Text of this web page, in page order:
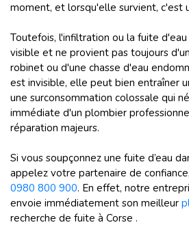
moment, et lorsqu'elle survient, c'est
Toutefois, l'infiltration ou la fuite
visible et ne provient pas toujours
robinet ou d'une chasse d'eau
est invisible, elle peut bien entraîner
une surconsommation colossale qui
immédiate d'un plombier
réparation majeurs.
Si vous soupçonnez une fuite d’eau
appelez votre partenaire de
0980 800 900. En effet, notre
envoie immédiatement son meilleur
recherche de fuite à Corse .